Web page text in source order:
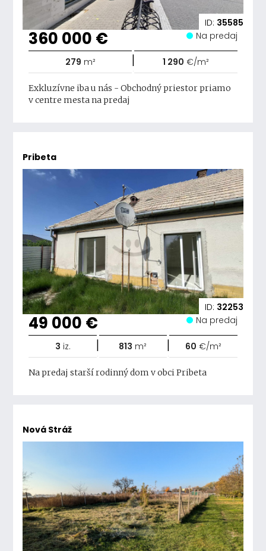
ID: 35585
360 000 € Na predaj
279 m² | 1 290 €/m²
Exkluzívne iba u nás - Obchodný priestor priamo
v centre mesta na predaj
Pribeta
ID: 32253
49 000 € Na predaj
3 iz. | 813 m² | 60 €/m²
Na predaj starší rodinný dom v obci Pribeta
Nová Stráž